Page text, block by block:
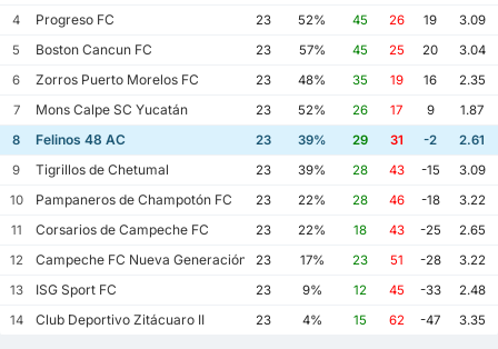
4
Progreso FC 23 52% 45 26 19
3.09
5
Boston Cancun FC 23 57% 45 25 20
3.04
6
Zorros Puerto Morelos FC 23 48% 35 19 16
2.35
7
Mons Calpe SC Yucatán 23 52% 26 17 9
1.87
8
Felinos 48 AC 23 39% 29 31 -2
2.61
9
Tigrillos de Chetumal 23 39% 28 43 -15
3.09
10
Pampaneros de Champotón FC 23 22% 28 46 -18
3.22
11
Corsarios de Campeche FC 23 22% 18 43 -25
2.65
12
Campeche FC Nueva Generación 23 17% 23 51 -28
3.22
13
ISG Sport FC 23 9% 12 45 -33
2.48
14
Club Deportivo Zitácuaro II 23 4% 15 62 -47 3.35